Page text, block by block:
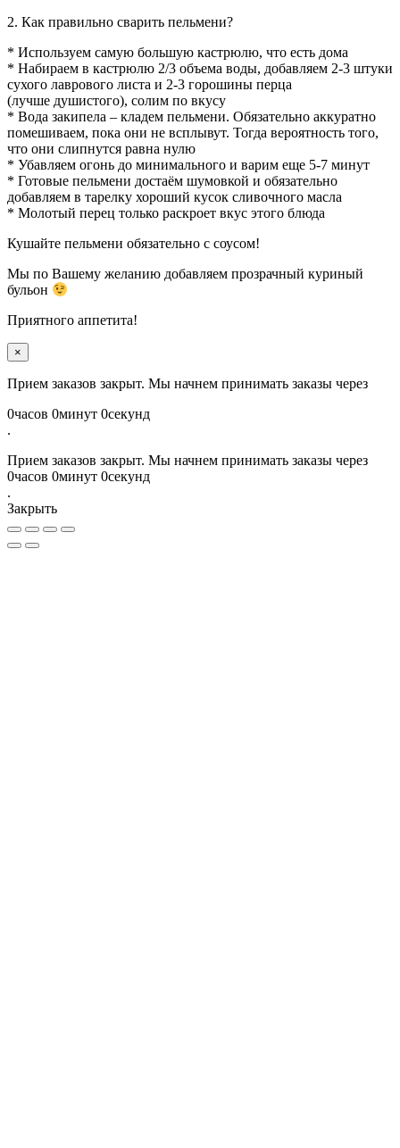
2. Как правильно сварить пельмени?
* Используем самую большую кастрюлю, что есть дома
* Набираем в кастрюлю 2/3 объема воды, добавляем 2-3 штуки
сухого лаврового листа и 2-3 горошины перца
(лучше душистого), солим по вкусу
* Вода закипела – кладем пельмени. Обязательно аккуратно
помешиваем, пока они не всплывут. Тогда вероятность того,
что они слипнутся равна нулю
* Убавляем огонь до минимального и варим еще 5-7 минут
* Готовые пельмени достаём шумовкой и обязательно
добавляем в тарелку хороший кусок сливочного масла
* Молотый перец только раскроет вкус этого блюда
Кушайте пельмени обязательно с соусом!
Мы по Вашему желанию добавляем прозрачный куриный
бульон
Приятного аппетита!
×
Прием заказов закрыт. Мы начнем принимать заказы через
0часов 0минут 0секунд
.
Прием заказов закрыт. Мы начнем принимать заказы через
0часов 0минут 0секунд
.
Закрыть